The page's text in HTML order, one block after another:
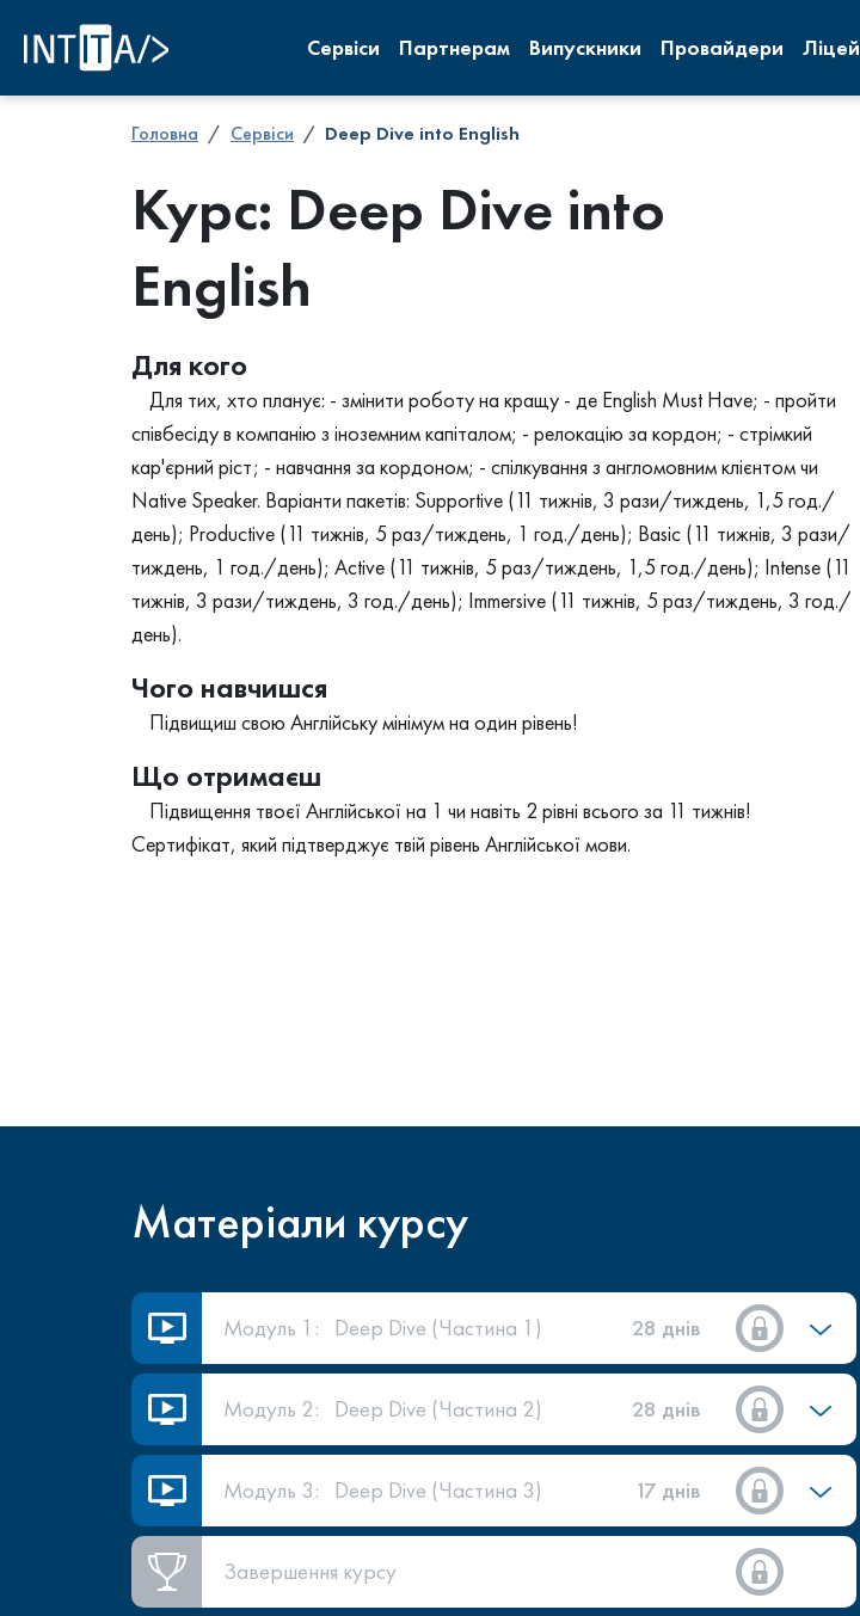
Сервіси Партнерам Випускники Провайдери Ліцей
Головна Сервіси Deep Dive into English
Курс: Deep Dive into
English
Для кого
Для тих, хто планує: - змінити роботу на кращу - де English Must Have; - пройти
співбесіду в компанію з іноземним капіталом; - релокацію за кордон; - стрімкий
кар'єрний ріст; - навчання за кордоном; - спілкування з англомовним клієнтом чи
Native Speaker. Варіанти пакетів: Supportive (11 тижнів, 3 рази/тиждень, 1,5 год./
день); Productive (11 тижнів, 5 раз/тиждень, 1 год./день); Basic (11 тижнів, 3 рази/
тиждень, 1 год./день); Active (11 тижнів, 5 раз/тиждень, 1,5 год./день); Intense (11
тижнів, 3 рази/тиждень, 3 год./день); Immersive (11 тижнів, 5 раз/тиждень, 3 год./
день).
Чого навчишся
Підвищиш свою Англійську мінімум на один рівень!
Що отримаєш
Підвищення твоєї Англійської на 1 чи навіть 2 рівні всього за 11 тижнів!
Сертифікат, який підтверджує твій рівень Англійської мови.
Матеріали курсу
Модуль 1: Deep Dive (Частина 1) 28 днів
Модуль 2: Deep Dive (Частина 2) 28 днів
Модуль 3: Deep Dive (Частина 3) 17 днів
Завершення курсу